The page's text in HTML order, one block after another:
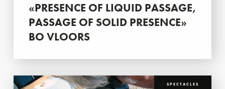
«PRESENCE OF LIQUID PASSAGE,
PASSAGE OF SOLID PRESENCE»
BO VLOORS
SPECTACLES